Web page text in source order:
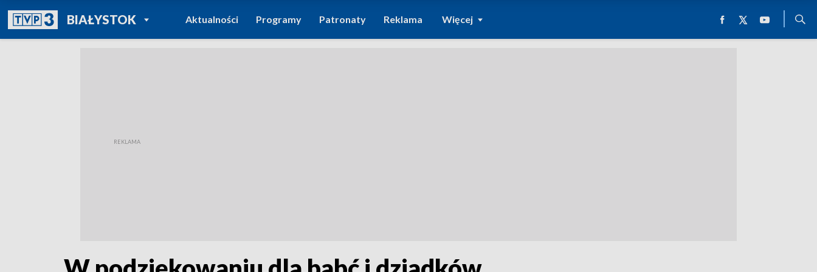
BIAŁYSTOKPOWRÓT DO
TVP REGIONY
Aktualności Programy Patronaty Reklama Więcej